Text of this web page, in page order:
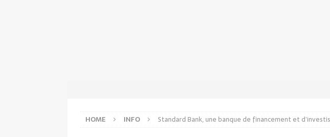
HOME INFO Standard Bank, une banque de financement et